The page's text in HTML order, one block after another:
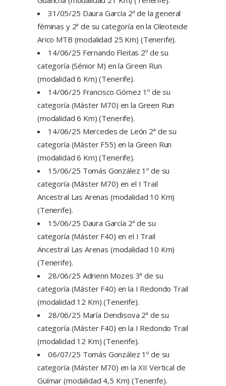
31/05/25 Daura García 2ª de la general
féminas y 2ª de su categoría en la Oleoteide
Arico MTB (modalidad 25 Km) (Tenerife).
14/06/25 Fernando Fleitas 2º de su
categoría (Sénior M) en la Green Run
(modalidad 6 Km) (Tenerife).
14/06/25 Francisco Gómez 1º de su
categoría (Máster M70) en la Green Run
(modalidad 6 Km) (Tenerife).
14/06/25 Mercedes de León 2ª de su
categoría (Máster F55) en la Green Run
(modalidad 6 Km) (Tenerife).
15/06/25 Tomás González 1º de su
categoría (Máster M70) en el I Trail
Ancestral Las Arenas (modalidad 10 Km)
(Tenerife).
15/06/25 Daura García 2ª de su
categoría (Máster F40) en el I Trail
Ancestral Las Arenas (modalidad 10 Km)
(Tenerife).
28/06/25 Adrienn Mozes 3ª de su
categoría (Máster F40) en la I Redondo Trail
(modalidad 12 Km) (Tenerife).
28/06/25 María Dendisova 2ª de su
categoría (Máster F40) en la I Redondo Trail
(modalidad 12 Km) (Tenerife).
06/07/25 Tomás González 1º de su
categoría (Máster M70) en la XII Vertical de
Güímar (modalidad 4,5 Km) (Tenerife).